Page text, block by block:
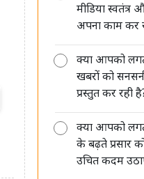
मीडिया की जवाबदेही
है, किसी सत्ता या
मीडिया स्वतंत्र
अपना काम कर
क्या आपको
खबरों को
प्रस्तुत कर रही
क्या आपको
के बढ़ते प्रसार
उचित कदम